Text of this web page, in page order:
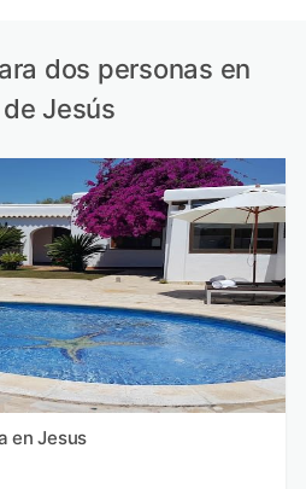
dos personas en
Jesús
en Jesus